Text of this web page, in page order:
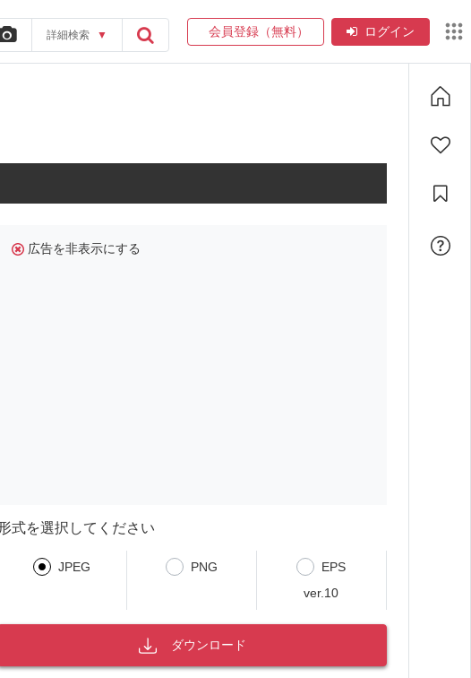
詳細検索 ▼ 会員登録（無料） ログイン
広告を非表示にする
式を選択してください
JPEG PNG
EPS
ver.10
ダウンロード